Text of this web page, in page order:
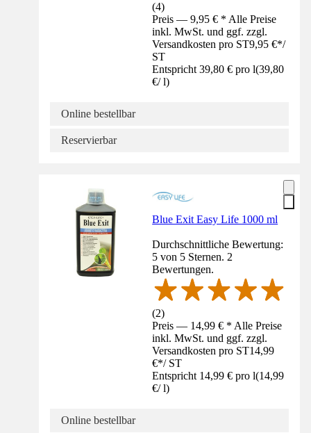
(4)
Preis — 9,95 € * Alle Preise
inkl. MwSt. und ggf. zzgl.
Versandkosten pro ST9,95 €*/
ST
Entspricht 39,80 € pro l(39,80
€/ l)
Online bestellbar
Reservierbar
Blue Exit Easy Life 1000 ml
Durchschnittliche Bewertung:
5 von 5 Sternen. 2
Bewertungen.
(2)
Preis — 14,99 € * Alle Preise
inkl. MwSt. und ggf. zzgl.
Versandkosten pro ST14,99
€*/ ST
Entspricht 14,99 € pro l(14,99
€/ l)
Online bestellbar